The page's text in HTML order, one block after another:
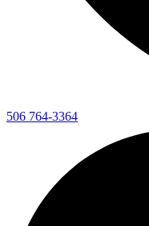
506 764-3364